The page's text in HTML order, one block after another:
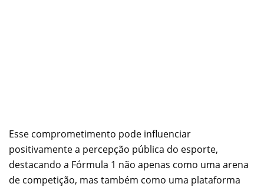
Esse comprometimento pode influenciar
positivamente a percepção pública do esporte,
destacando a Fórmula 1 não apenas como uma arena
de competição, mas também como uma plataforma